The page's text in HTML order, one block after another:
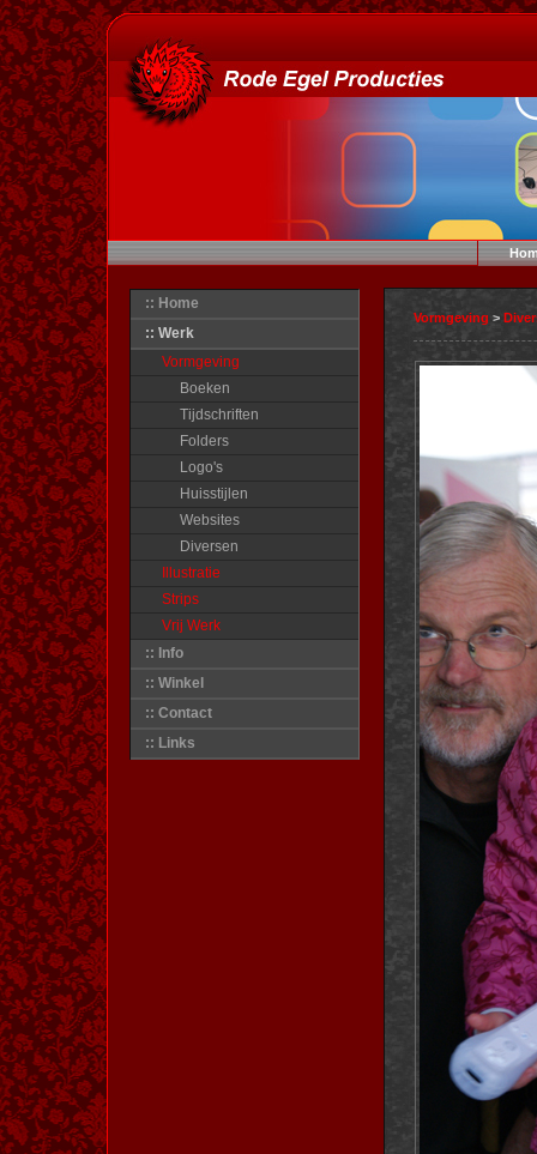
:: Home
:: Werk
Vormgeving
Boeken
Tijdschriften
Folders
Logo's
Huisstijlen
Websites
Diversen
Illustratie
Strips
Vrij Werk
:: Info
:: Winkel
:: Contact
:: Links
Vormgeving >